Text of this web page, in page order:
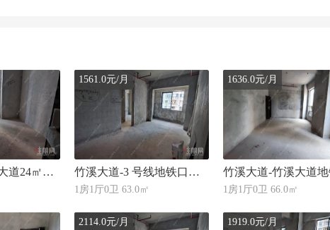
竹溪大道-竹溪大道24㎡地铁口办公楼出租 地段核心人流旺盛 多业态可做
1561.0元/月
竹溪大道-3 号线地铁口黄金地段 63㎡办公楼出租 配套成熟适合多种业态
1房1厅0卫 63.0㎡
1636.0元/月
1房1厅0卫 66.0㎡
2114.0元/月 1919.0元/月